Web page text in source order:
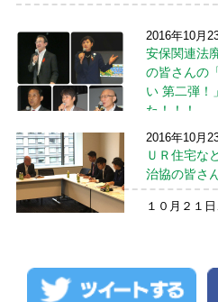
共闘会議（愛
期大会で、連
榑松佐一議
長も挨拶を
は、憲法に
2016年10月
安保関連法
の皆さんの
い 第二弾！
た！！！
安保関連法廃
さんの「平
弾！」に高橋
加し、連帯
ら近藤昭一
2016年10月
ＵＲ住宅な
治協の皆さ
１０月２１
ます。 都営
募が殺到し、